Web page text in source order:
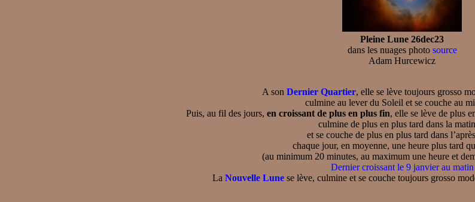
Pleine Lune 26dec23
dans les nuages photo source
Adam Hurcewicz
A son Dernier Quartier, elle se lève toujours grosso
culmine au lever du Soleil et se couche au
Puis, au fil des jours, en croissant de plus en plus fin, elle se lève de plus
culmine de plus en plus tard dans la
et se couche de plus en plus tard dans
chaque jour, en moyenne, une heure plus tard
(au minimum 20 minutes, au maximum une heure et
Dernier croissant le 9 janvier au matin
La Nouvelle Lune se lève, culmine et se couche toujours grosso